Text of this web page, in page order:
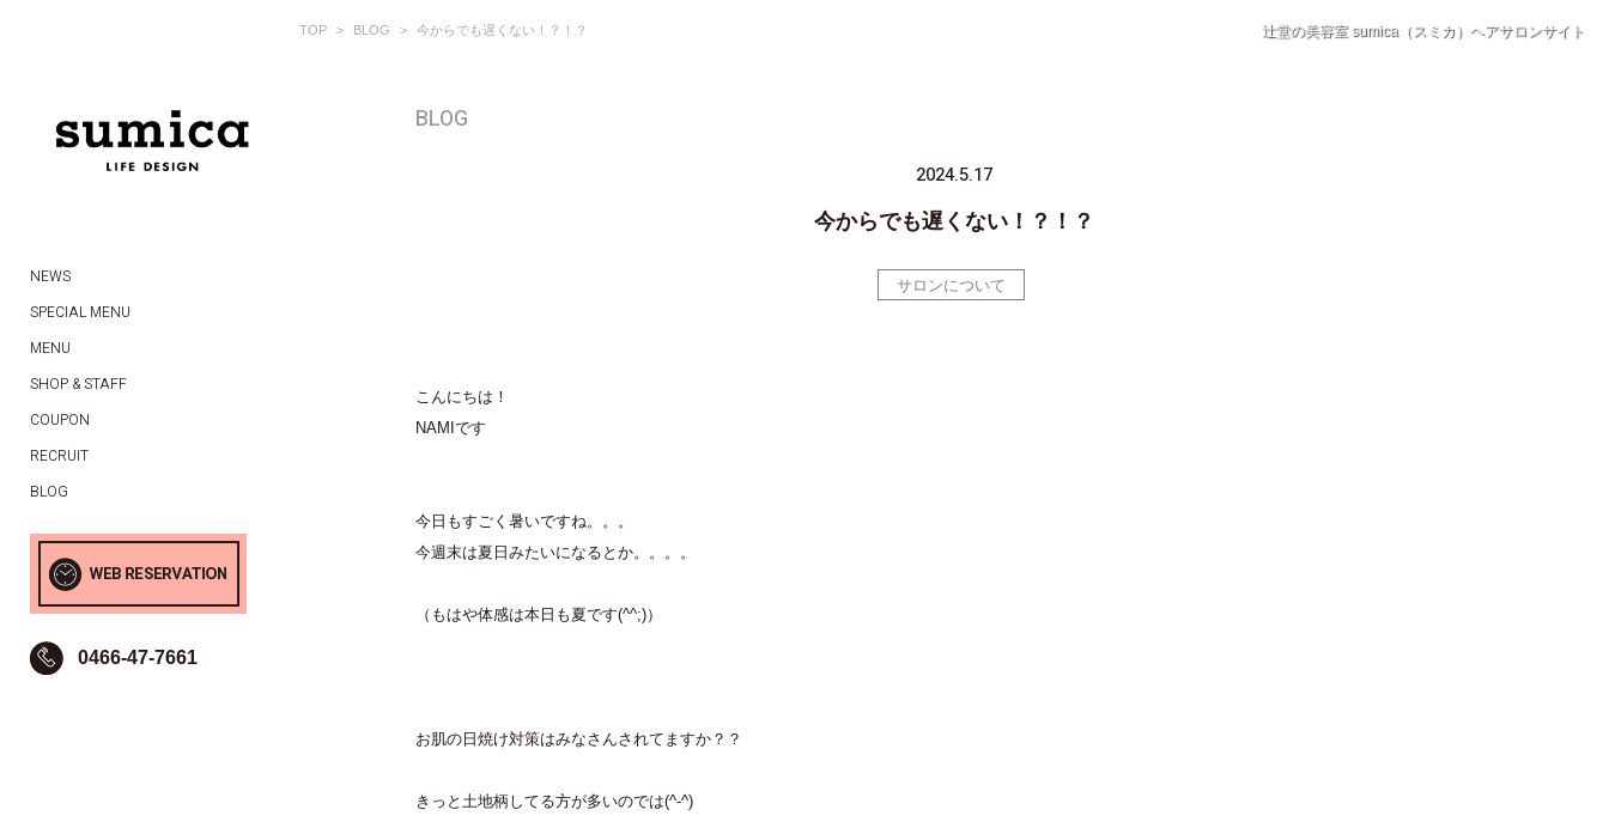
TOP BLOG 今からでも遅くない！？！？ 辻堂の美容室 sumica（スミカ）ヘアサロンサイト
NEWS
SPECIAL MENU
MENU
SHOP & STAFF
COUPON
RECRUIT
BLOG
0466-47-7661
BLOG
2024.5.17
今からでも遅くない！？！？
サロンについて
こんにちは！
NAMIです
今日もすごく暑いですね。。。
今週末は夏日みたいになるとか。。。。
（もはや体感は本日も夏です(^^;)）
お肌の日焼け対策はみなさんされてますか？？
きっと土地柄してる方が多いのでは(^-^)